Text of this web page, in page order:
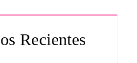
Recientes